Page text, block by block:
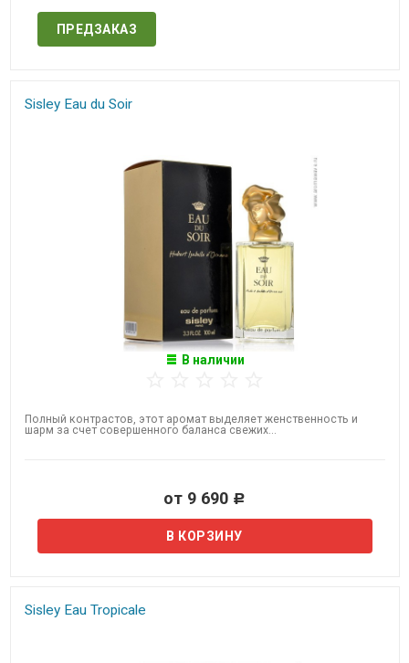
ПРЕДЗАКАЗ
Sisley Eau du Soir
В наличии
Полный контрастов, этот аромат выделяет женственность и
шарм за счет совершенного баланса свежих...
от 9 690 Р
Sisley Eau Tropicale